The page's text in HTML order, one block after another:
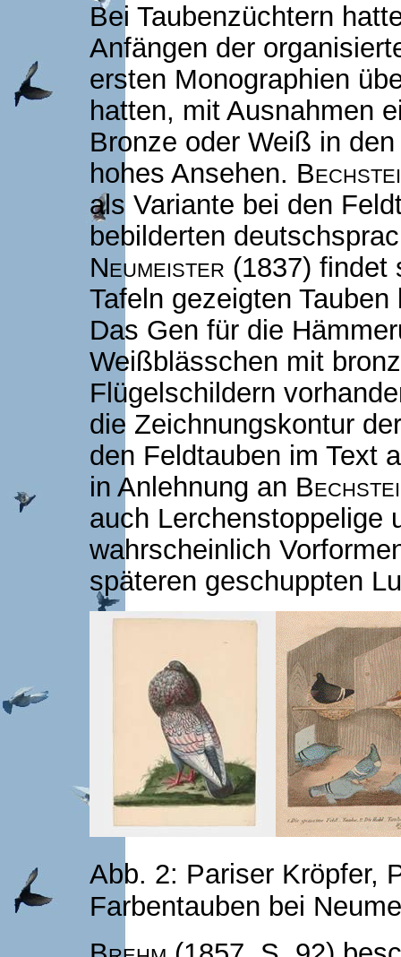
Bei Taubenzüchtern
Anfängen der
ersten Monographien
hatten, mit Ausnahmen
Bronze oder Weiß in
hohes Ansehen.
als Variante bei den
bebilderten
Neumeister (1837) findet
Tafeln gezeigten
Das Gen für die
Weißblässchen mit
Flügelschildern
die Zeichnungskontur
den Feldtauben im Text
in Anlehnung an
auch Lerchenstoppelige
wahrscheinlich
späteren geschuppten
Abb. 2: Pariser Kröpfer,
Farbentauben bei